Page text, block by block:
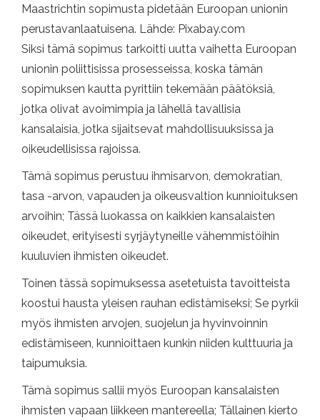
Maastrichtin sopimusta pidetään Euroopan unionin
perustavanlaatuisena. Lähde: Pixabay.com
Siksi tämä sopimus tarkoitti uutta vaihetta Euroopan
unionin poliittisissa prosesseissa, koska tämän
sopimuksen kautta pyrittiin tekemään päätöksiä,
jotka olivat avoimimpia ja lähellä tavallisia
kansalaisia, jotka sijaitsevat mahdollisuuksissa ja
oikeudellisissa rajoissa.
Tämä sopimus perustuu ihmisarvon, demokratian,
tasa -arvon, vapauden ja oikeusvaltion kunnioituksen
arvoihin; Tässä luokassa on kaikkien kansalaisten
oikeudet, erityisesti syrjäytyneille vähemmistöihin
kuuluvien ihmisten oikeudet.
Toinen tässä sopimuksessa asetetuista tavoitteista
koostui hausta yleisen rauhan edistämiseksi; Se pyrkii
myös ihmisten arvojen, suojelun ja hyvinvoinnin
edistämiseen, kunnioittaen kunkin niiden kulttuuria ja
taipumuksia.
Tämä sopimus sallii myös Euroopan kansalaisten
ihmisten vapaan liikkeen mantereella; Tällainen kierto